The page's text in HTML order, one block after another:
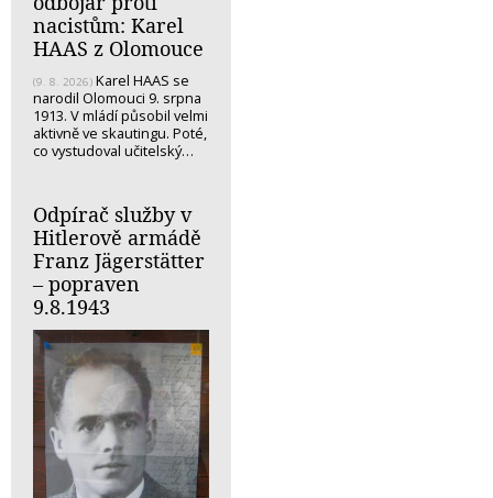
nacistům: Karel
HAAS z Olomouce
(9. 8. 2026) Karel HAAS se
narodil Olomouci 9. srpna
1913. V mládí působil velmi
aktivně ve skautingu. Poté,
co vystudoval učitelský…
Odpírač služby v
Hitlerově armádě
Franz Jägerstätter
– popraven
9.8.1943